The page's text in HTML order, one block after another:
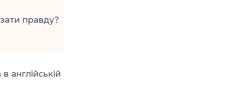
правду?
англійській